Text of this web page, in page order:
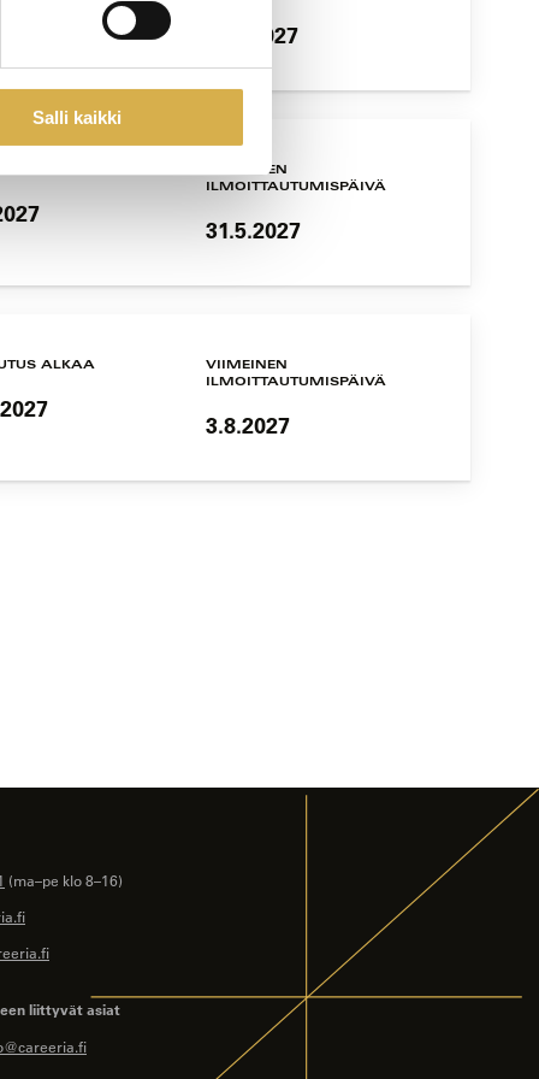
Salli kaikki
11.5.2027
VIIMEINEN
ILMOITTAUTUMISPÄIVÄ
31.5.2027
ALKAA
VIIMEINEN
ILMOITTAUTUMISPÄIVÄ
3.8.2027
(ma–pe klo 8–16)
liittyvät asiat